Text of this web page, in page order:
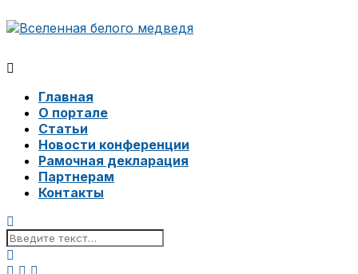
Главная
О портале
Статьи
Новости конференции
Рамочная декларация
Партнерам
Контакты